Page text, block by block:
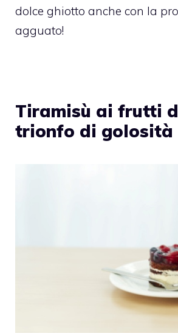
dolce ghiotto anche con la
agguato!
Tiramisù ai frutti
trionfo di golosità